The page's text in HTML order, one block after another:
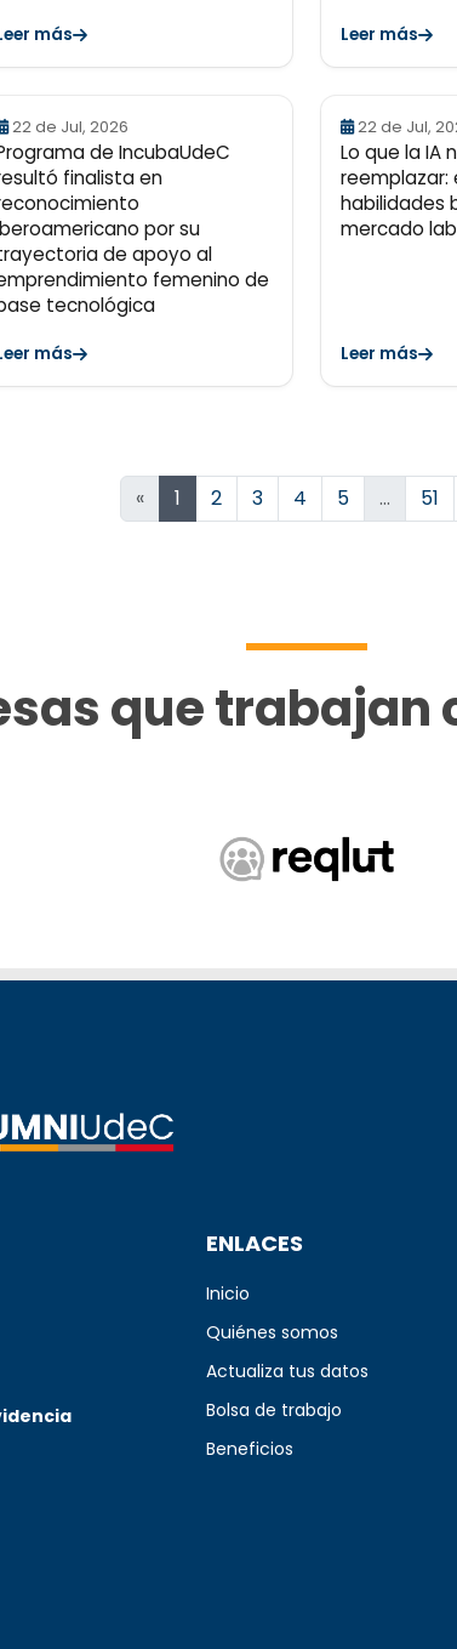
más Leer más
22 de Jul, 2026
de IncubaUdeC
finalista en
por su
de apoyo al
femenino de
tecnológica
más
22 de Jul,
Lo que la IA
reemplazar:
habilidades
mercado
Leer más
« 1 2 3 4 5 … 51
que trabajan
ENLACES
Inicio
Quiénes somos
Actualiza tus datos
Bolsa de trabajo
Beneficios